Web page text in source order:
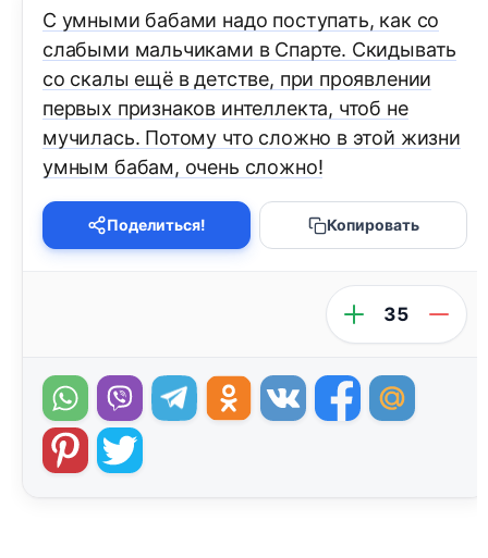
С умными бабами надо поступать, как со
слабыми мальчиками в Спарте. Скидывать
со скалы ещё в детстве, при проявлении
первых признаков интеллекта, чтоб не
мучилась. Потому что сложно в этой жизни
умным бабам, очень сложно!
Поделиться! Копировать
35